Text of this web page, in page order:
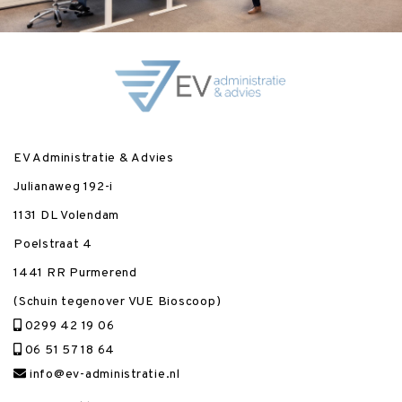
EV Administratie & Advies
Julianaweg 192-i
1131 DL Volendam
Poelstraat 4
1441 RR Purmerend
(Schuin tegenover VUE Bioscoop)
0299 42 19 06
06 51 57 18 64
info@ev-administratie.nl